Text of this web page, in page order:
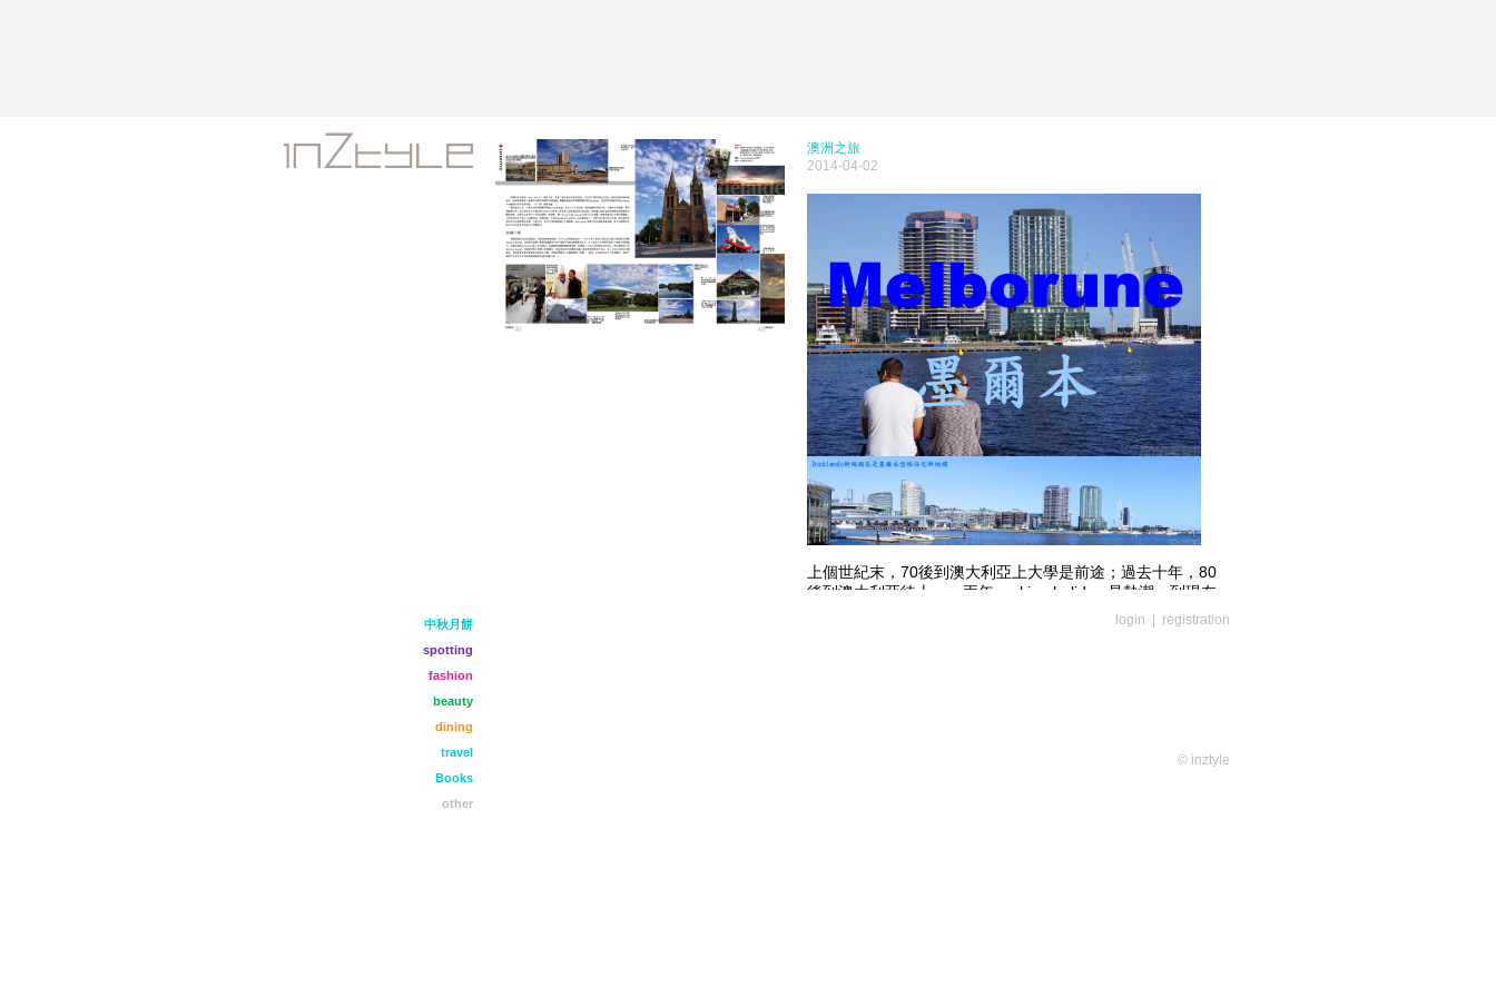
澳洲之旅
2014-04-02
上個世紀末，70後到澳大利亞上大學是前途；過去十年，80
後到澳大利亞待上一、兩年working holiday 是熱潮；到現在
幸福的一群90後，因為有HKUE在香港和澳大利亞墨爾本的
NMIT或阿德萊德的TafeSA合辦為期二十個月的高級文憑課
中秋月餅
spotting
fashion
beauty
dining
travel
Books
other
login registration
© inztyle